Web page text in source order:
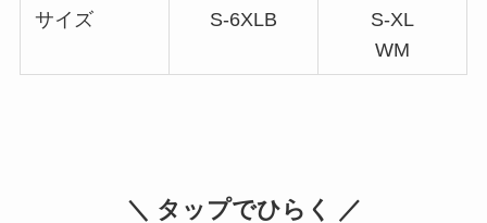
サイズ S-6XLB
S-XL
WM
＼ タップでひらく ／